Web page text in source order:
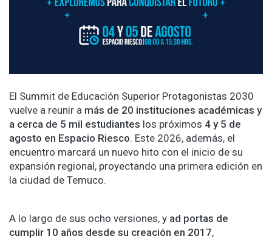
El Summit de Educación Superior Protagonistas 2030
vuelve a reunir a más de 20 instituciones académicas y
a cerca de 5 mil estudiantes los próximos 4 y 5 de
agosto en Espacio Riesco. Este 2026, además, el
encuentro marcará un nuevo hito con el inicio de su
expansión regional, proyectando una primera edición en
la ciudad de Temuco.
A lo largo de sus ocho versiones, y ad portas de
cumplir 10 años desde su creación en 2017,